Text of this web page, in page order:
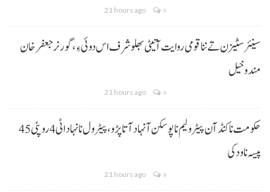
21 hours ago 0
سینئر سٹیزن تے ننا قومی روایت آتیٹی بھلو شرف اس دوئی ءِ،گورنر جعفرخان
مندوخیل
21 hours ago 0
حکومت نا کنڈ آن پیٹرولیم نا پوسکن آ نہاد آتا پڑو،پیٹرول نا نہاد اٹی 4 روپئی 45
پیسہ نا ودکی
21 hours ago 0